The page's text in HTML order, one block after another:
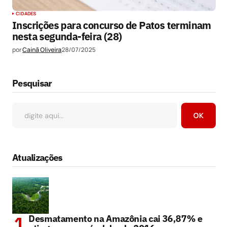
CIDADES
Inscrições para concurso de Patos terminam
nesta segunda-feira (28)
porCainã Oliveira28/07/2025
Pesquisar
OK
Atualizações
Desmatamento na Amazônia cai 36,87% e